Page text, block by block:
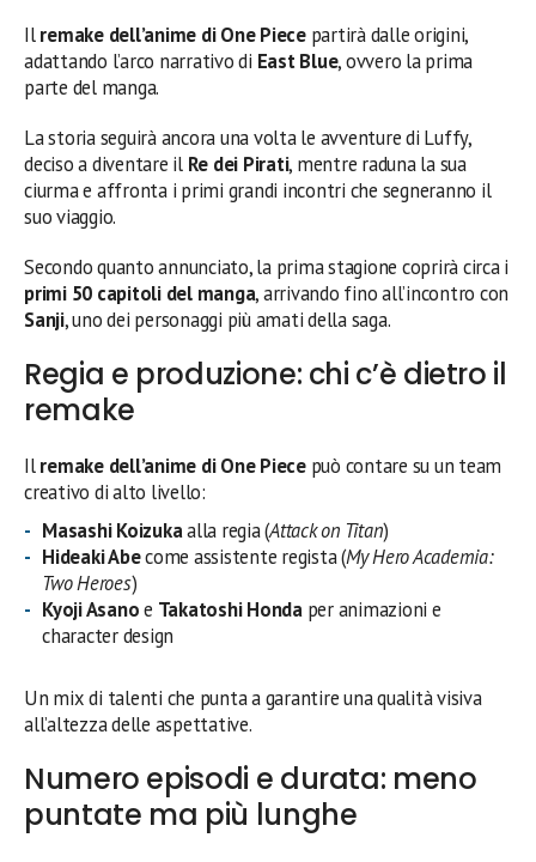
Ilremake dell’anime di One Piecepartirà dalle origini,
adattando l’arco narrativo di East Blue, ovvero la prima
parte del manga.
La storia seguirà ancora una volta le avventure di Luffy,
deciso a diventare il Re dei Pirati, mentre raduna la sua
ciurma e affronta i primi grandi incontri che segneranno il
suo viaggio.
Secondo quanto annunciato, la prima stagione coprirà circa i
primi 50 capitoli del manga, arrivando fino all’incontro con
Sanji, uno dei personaggi più amati della saga.
Regia e produzione: chi c’è dietro il
remake
Ilremake dell’anime di One Piecepuò contare su un team
creativo di alto livello:
Masashi Koizukaalla regia (Attack on Titan)
Hideaki Abecome assistente regista (My Hero Academia:
Two Heroes)
Kyoji Asanoe Takatoshi Hondaper animazioni e
character design
Un mix di talenti che punta a garantire una qualità visiva
all’altezza delle aspettative.
Numero episodi e durata: meno
puntate ma più lunghe